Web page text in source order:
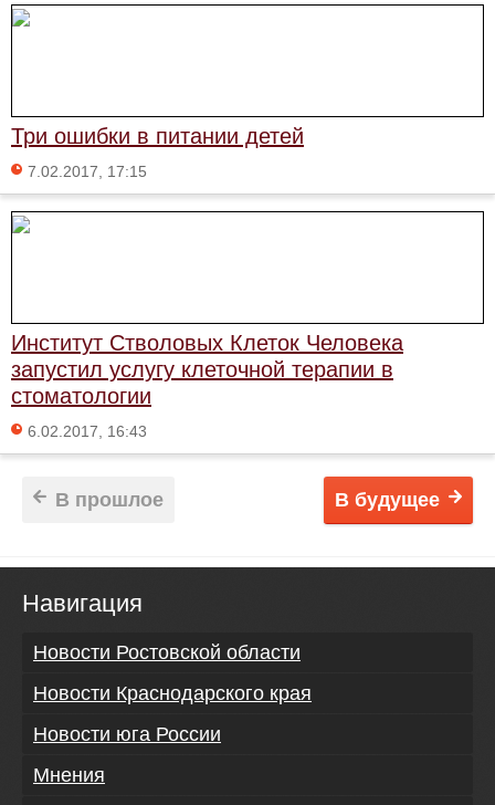
Три ошибки в питании детей
7.02.2017, 17:15
Институт Стволовых Клеток Человека
запустил услугу клеточной терапии в
стоматологии
6.02.2017, 16:43
В будущее
В прошлое
Навигация
Новости Ростовской области
Новости Краснодарского края
Новости юга России
Мнения